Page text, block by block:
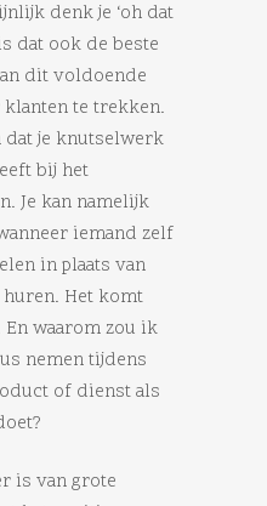
denk je ‘oh dat
dat ook de beste
dit voldoende
te trekken.
dat je knutselwerk
bij het
Je kan namelijk
iemand zelf
in plaats van
Het komt
waarom zou ik
nemen tijdens
of dienst als
is van grote